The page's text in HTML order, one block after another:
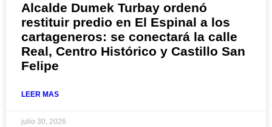
Alcalde Dumek Turbay ordenó
restituir predio en El Espinal a los
cartageneros: se conectará la calle
Real, Centro Histórico y Castillo San
Felipe
LEER MAS
julio 30, 2026